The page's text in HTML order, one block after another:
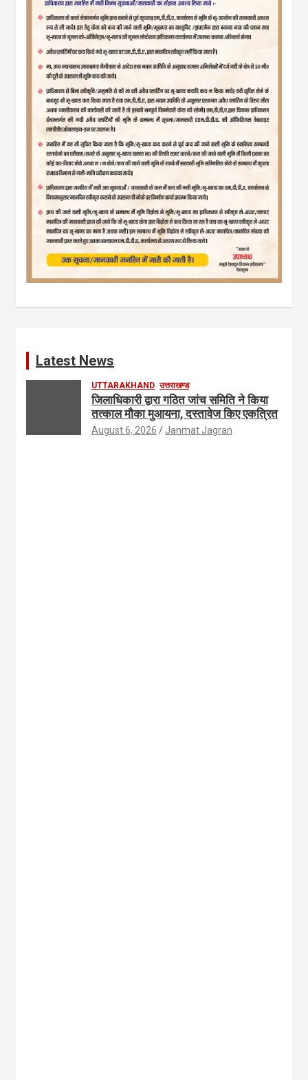
Latest News
UTTARAKHAND उत्तराखण्ड
जिलाधिकारी द्वारा गठित जांच समिति ने किया
तत्काल मौका मुआयना, दस्तावेज किए एकत्रित
August 6, 2026 Janmat Jagran